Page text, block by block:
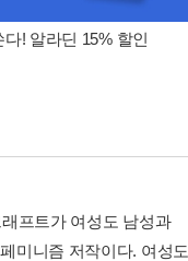
! 알라딘 15% 할인
프트가 여성도 남성과
미니즘 저작이다. 여성도